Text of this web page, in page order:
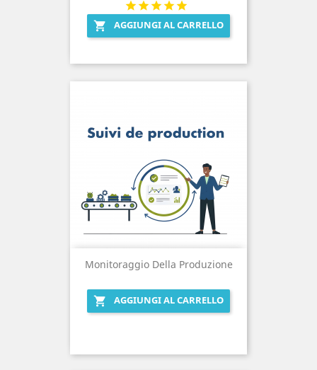
 AGGIUNGI AL CARRELLO
Monitoraggio Della Produzione
 AGGIUNGI AL CARRELLO